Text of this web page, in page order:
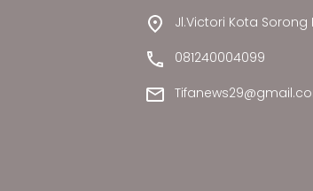
Jl.Victori Kota
081240004099